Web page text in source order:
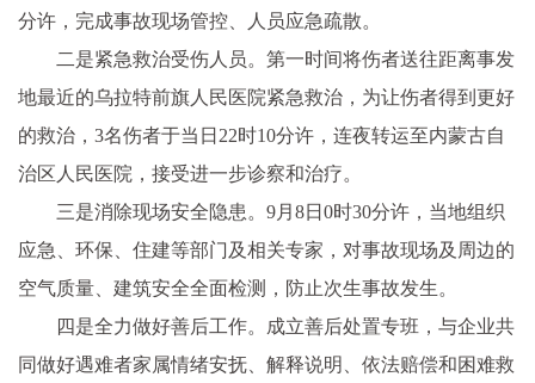
分许，完成事故现场管控、人员应急疏散。
二是紧急救治受伤人员。第一时间将伤者送往距离事发
地最近的乌拉特前旗人民医院紧急救治，为让伤者得到更好
的救治，3名伤者于当日22时10分许，连夜转运至内蒙古自
治区人民医院，接受进一步诊察和治疗。
三是消除现场安全隐患。9月8日0时30分许，当地组织
应急、环保、住建等部门及相关专家，对事故现场及周边的
空气质量、建筑安全全面检测，防止次生事故发生。
四是全力做好善后工作。成立善后处置专班，与企业共
同做好遇难者家属情绪安抚、解释说明、依法赔偿和困难救